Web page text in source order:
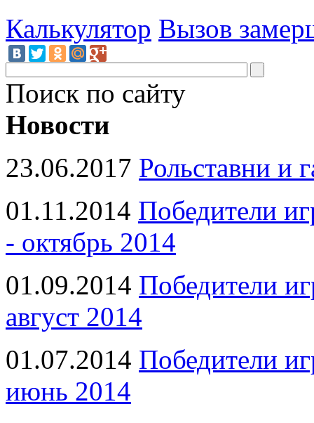
Калькулятор Вызов
Поиск по сайту
Новости
23.06.2017 Рольставни и
01.11.2014 Победители
- октябрь 2014
01.09.2014 Победители
август 2014
01.07.2014 Победители
июнь 2014